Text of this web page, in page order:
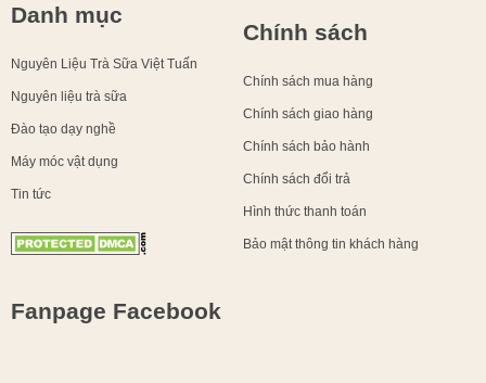
Danh mục
Nguyên Liệu Trà Sữa Việt Tuấn
Nguyên liệu trà sữa
Đào tạo dạy nghề
Máy móc vật dụng
Tin tức
Chính sách
Chính sách mua hàng
Chính sách giao hàng
Chính sách bảo hành
Chính sách đổi trả
Hình thức thanh toán
Bảo mật thông tin khách hàng
Fanpage Facebook